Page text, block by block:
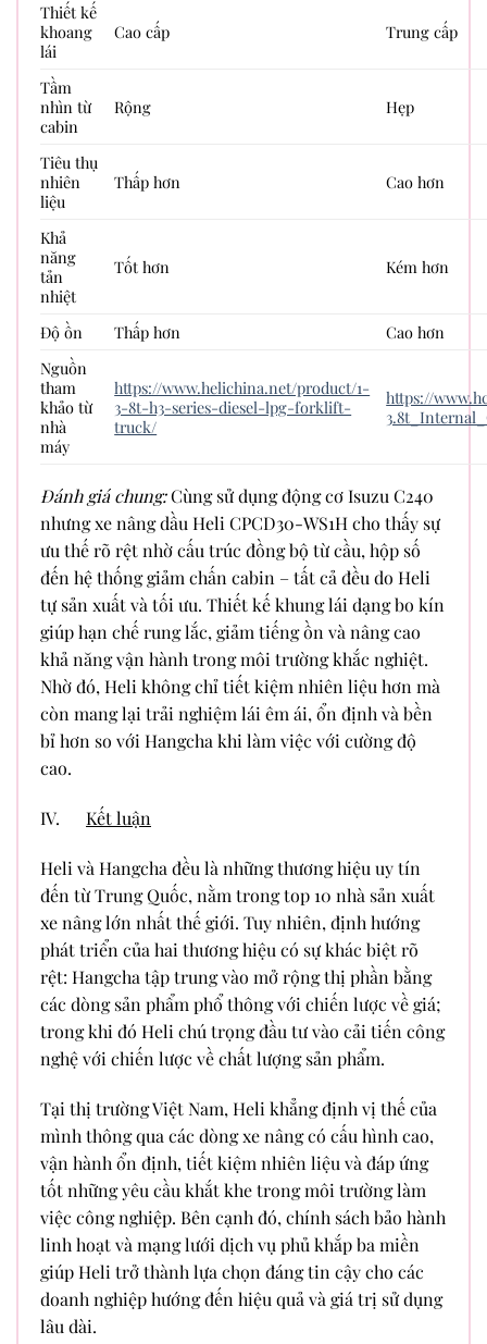
Thiết kế
khoang
lái
Cao cấp Trung cấp
Tầm
nhìn từ
cabin
Rộng Hẹp
Tiêu thụ
nhiên
liệu
Thấp hơn Cao hơn
Khả
năng
tản
nhiệt
Tốt hơn Kém hơn
Độ ồn Thấp hơn
Cao hơn
Nguồn
tham
khảo từ
nhà
máy
https://www.helichina.net/product/1-
3-8t-h3-series-diesel-lpg-forklift-
truck/
https://
Đánh giá chung:Cùng sử dụng động cơ Isuzu C240
nhưng xe nâng dầu Heli CPCD30-WS1H cho thấy sự
ưu thế rõ rệt nhờ cấu trúc đồng bộ từ cầu, hộp số
đến hệ thống giảm chấn cabin – tất cả đều do Heli
tự sản xuất và tối ưu. Thiết kế khung lái dạng bo kín
giúp hạn chế rung lắc, giảm tiếng ồn và nâng cao
khả năng vận hành trong môi trường khắc nghiệt.
Nhờ đó, Heli không chỉ tiết kiệm nhiên liệu hơn mà
còn mang lại trải nghiệm lái êm ái, ổn định và bền
bỉ hơn so với Hangcha khi làm việc với cường độ
cao.
IV. Kết luận
Heli và Hangcha đều là những thương hiệu uy tín
đến từ Trung Quốc, nằm trong top 10 nhà sản xuất
xe nâng lớn nhất thế giới. Tuy nhiên, định hướng
phát triển của hai thương hiệu có sự khác biệt rõ
rệt: Hangcha tập trung vào mở rộng thị phần bằng
các dòng sản phẩm phổ thông với chiến lược về giá;
trong khi đó Heli chú trọng đầu tư vào cải tiến công
nghệ với chiến lược về chất lượng sản phẩm.
Tại thị trường Việt Nam, Heli khẳng định vị thế của
mình thông qua các dòng xe nâng có cấu hình cao,
vận hành ổn định, tiết kiệm nhiên liệu và đáp ứng
tốt những yêu cầu khắt khe trong môi trường làm
việc công nghiệp. Bên cạnh đó, chính sách bảo hành
linh hoạt và mạng lưới dịch vụ phủ khắp ba miền
giúp Heli trở thành lựa chọn đáng tin cậy cho các
doanh nghiệp hướng đến hiệu quả và giá trị sử dụng
lâu dài.